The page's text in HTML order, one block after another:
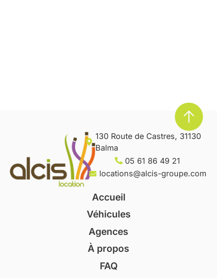
130 Route de Castres, 31130
Balma
05 61 86 49 21
locations@alcis-groupe.com
Accueil
Véhicules
Agences
À propos
FAQ